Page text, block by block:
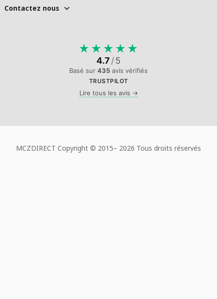
Contactez nous
★ ★ ★ ★ ★
4.7/5
Basé sur 435 avis vérifiés
TRUSTPILOT
Lire tous les avis →
MCZDIRECT Copyright © 2015– 2026 Tous droits réservés